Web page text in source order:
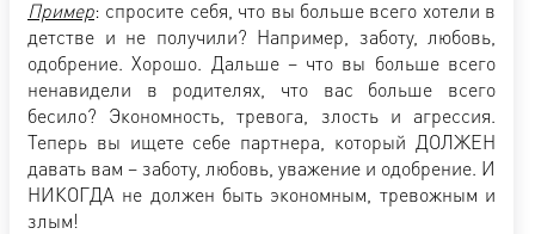
Пример: спросите себя, что вы больше всего хотели в
детстве и не получили? Например, заботу, любовь,
одобрение. Хорошо. Дальше – что вы больше всего
ненавидели в родителях, что вас больше всего
бесило? Экономность, тревога, злость и агрессия.
Теперь вы ищете себе партнера, который ДОЛЖЕН
давать вам – заботу, любовь, уважение и одобрение. И
НИКОГДА не должен быть экономным, тревожным и
злым!